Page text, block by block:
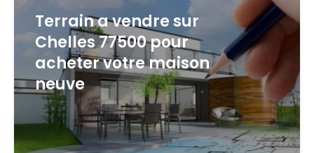
Terrain a vendre sur
Chelles 77500 pour
acheter votre maison
neuve